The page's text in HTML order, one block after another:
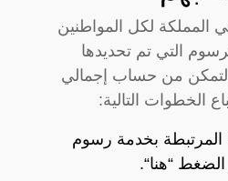
المملكة لكل المواطنين
التي تم تحديدها
التمكن من حساب إجمالي
الخطوات التالية:
المرتبطة بخدمة رسوم
الضغط “هنا“.